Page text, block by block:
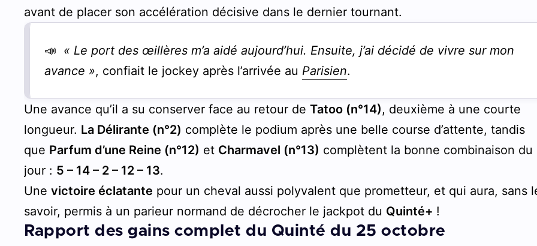
avant de placer son accélération décisive dans le dernier tournant.
📣 « Le port des œillères m’a aidé aujourd’hui. Ensuite, j’ai décidé de vivre sur mon
avance », confiait le jockey après l’arrivée au Parisien.
Une avance qu’il a su conserver face au retour deTatoo (n°14), deuxième à une courte
longueur. La Délirante (n°2) complète le podium après une belle course d’attente, tandis
que Parfum d’une Reine (n°12) et Charmavel (n°13) complètent la bonne combinaison du
jour : 5 – 14 – 2 – 12 – 13.
Unevictoire éclatante pour un cheval aussi polyvalent que prometteur, et qui aura, sans
savoir, permis à un parieur normand de décrocher le jackpot du Quinté+ !
Rapport des gains complet du Quinté du 25 octobre